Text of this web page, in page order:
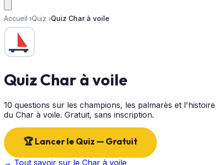
Accueil ›Quiz ›Quiz Char à voile
Quiz Char à voile
10 questions sur les champions, les palmarès et l'histoire
du Char à voile. Gratuit, sans inscription.
🏆 Lancer le Quiz — Gratuit
→ Tout savoir sur le Char à voile